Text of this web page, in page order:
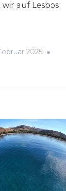
wir auf Lesbos
2025